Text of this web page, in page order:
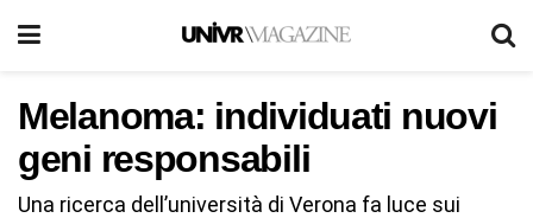
Melanoma: individuati nuovi
geni responsabili
Una ricerca dell’università di Verona fa luce sui